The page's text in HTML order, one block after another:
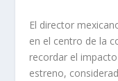
El director
en el centro de la
recordar el
estreno,